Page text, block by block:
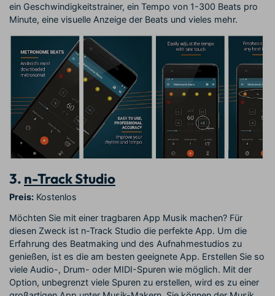
ein Geschwindigkeitstrainer, ein Tempo von 1-300 Beats pro
Minute, eine visuelle Anzeige der Beats und vieles mehr.
3. n-Track Studio
Preis: Kostenlos
Möchten Sie mit einer tragbaren App Musik machen? Für
diesen Zweck ist n-Track Studio die perfekte App. Um die
Erfahrung des Beatmaking und des Aufnahmestudios zu
genießen, ist es die am besten geeignete App. Erstellen Sie so
viele Audio-, Drum- oder MIDI-Spuren wie möglich. Mit der
Option, unbegrenzt viele Spuren zu erstellen, wird es zu einer